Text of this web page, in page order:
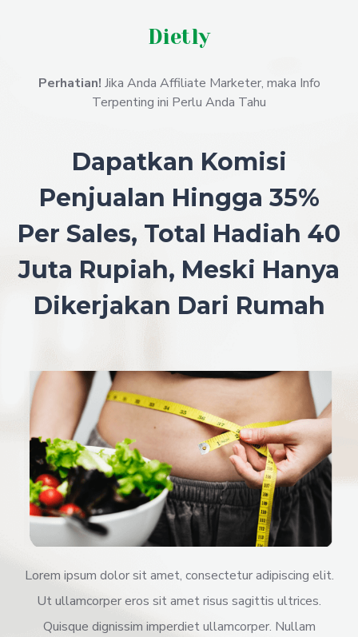
Dietly
Perhatian! Jika Anda Affiliate Marketer, maka Info
Terpenting ini Perlu Anda Tahu
Dapatkan Komisi
Penjualan Hingga 35%
Per Sales, Total Hadiah 40
Juta Rupiah, Meski Hanya
Dikerjakan Dari Rumah
Lorem ipsum dolor sit amet, consectetur adipiscing elit.
Ut ullamcorper eros sit amet risus sagittis ultrices.
Quisque dignissim imperdiet ullamcorper. Nullam